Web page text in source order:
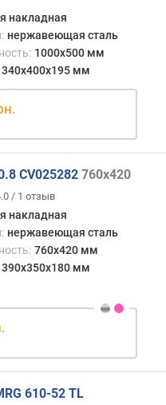
накладная
нержавеющая сталь
1000х500 мм
340х400х195 мм
CV025282 760x420
/ 1 отзыв
накладная
нержавеющая сталь
760x420 мм
390x350x180 мм
610-52 TL